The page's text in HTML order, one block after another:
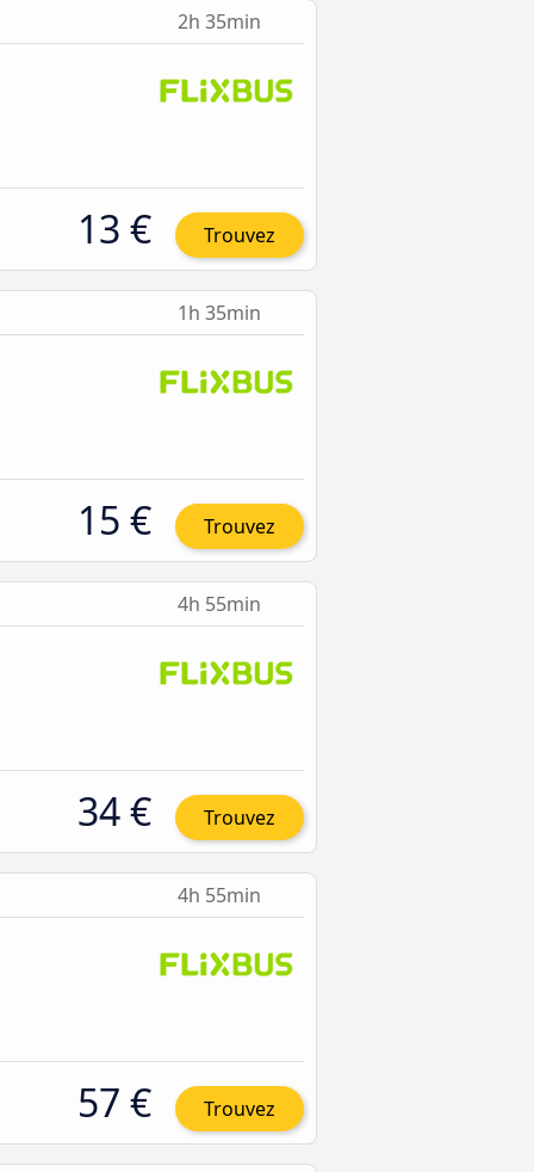
2h 35min
13 € Trouvez
1h 35min
15 € Trouvez
4h 55min
34 € Trouvez
4h 55min
57 € Trouvez